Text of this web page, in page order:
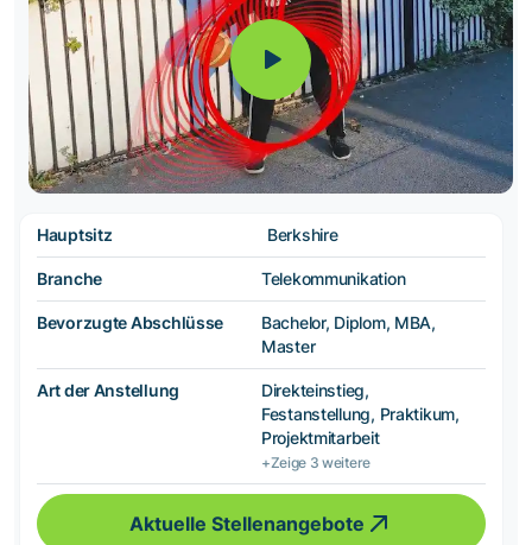
Hauptsitz Berkshire
Branche Telekommunikation
Bevorzugte Abschlüsse
Bachelor, Diplom, MBA,
Master
Art der Anstellung
Direkteinstieg,
Festanstellung, Praktikum,
Projektmitarbeit
+Zeige 3 weitere
Aktuelle Stellenangebote